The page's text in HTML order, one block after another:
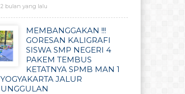
2 bulan yang lalu
MEMBANGGAKAN !!!
GORESAN KALIGRAFI
SISWA SMP NEGERI 4
PAKEM TEMBUS
KETATNYA SPMB MAN 1
YOGYAKARTA JALUR
UNGGULAN